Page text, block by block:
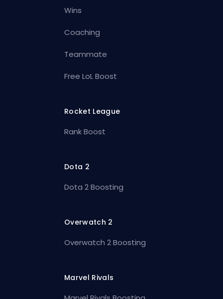
Wins
Coaching
Teammate
Free LoL Boost
Rocket League
Rank Boost
Dota 2
Dota 2 Boosting
Overwatch 2
Overwatch 2 Boosting
Marvel Rivals